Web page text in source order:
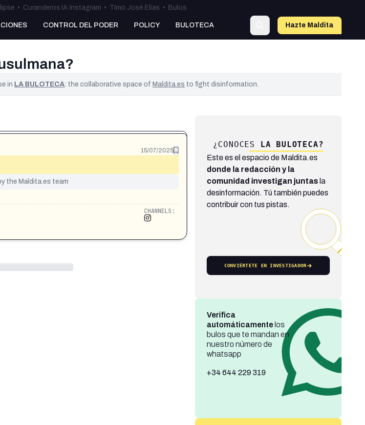
• Curanderos IA Instagram • Timo José Elías • Bulos
CONTROL DEL PODER POLICY BULOTECA Hazte Maldita
in LA BULOTECA: the collaborative space ofMaldita.es to fight disinformation.
15/07/2025
the Maldita.es team
CHANNELS:
¿CONOCES LA BULOTECA?
Este es el espacio de Maldita.es
donde la redacción y la
comunidad investigan juntasla
desinformación. Tú también puedes
contribuir con tus pistas.
CONVIÉRTETE EN INVESTIGADOR
Verifica
automáticamentelos
bulos que te mandan en
nuestro número de
whatsapp
+34 644 229 319